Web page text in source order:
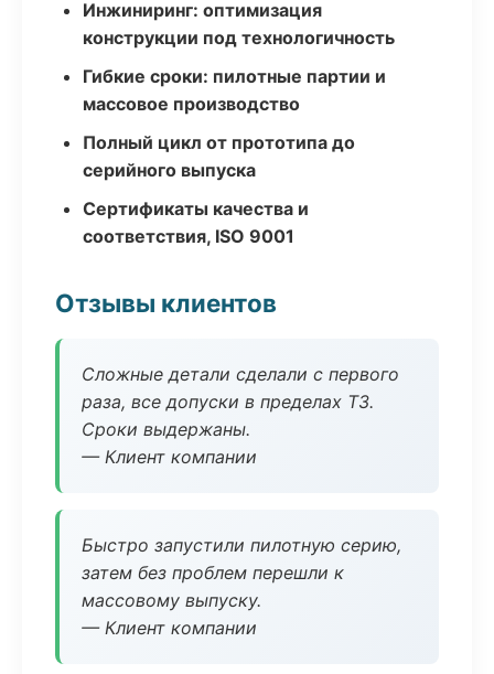
Инжиниринг: оптимизация
конструкции под технологичность
Гибкие сроки: пилотные партии и
массовое производство
Полный цикл от прототипа до
серийного выпуска
Сертификаты качества и
соответствия, ISO 9001
Отзывы клиентов
Сложные детали сделали с первого
раза, все допуски в пределах ТЗ.
Сроки выдержаны.
— Клиент компании
Быстро запустили пилотную серию,
затем без проблем перешли к
массовому выпуску.
— Клиент компании